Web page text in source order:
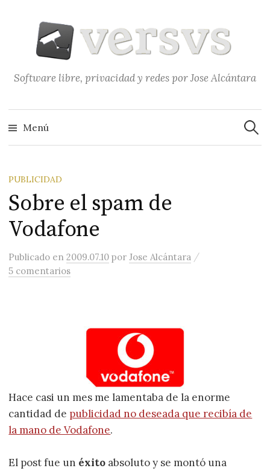
contenido
Software libre, privacidad y redes por Jose Alcántara
Menú
PUBLICIDAD
Sobre el spam de
Vodafone
Publicado en2009.07.10 porJose Alcántara /
5 comentarios
Hace casi un mes me lamentaba de la enorme
cantidad de publicidad no deseada que recibía de
la mano de Vodafone.
El post fue un éxito absoluto y se montó una